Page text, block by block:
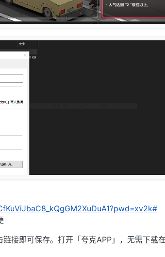
接即可保存。打开「夸克APP」，无需下载